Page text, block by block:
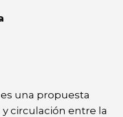
una propuesta
circulación entre la